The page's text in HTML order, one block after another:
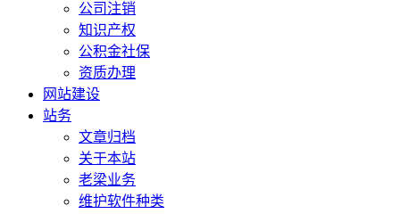
公司注销
知识产权
公积金社保
资质办理
网站建设
站务
文章归档
关于本站
老梁业务
维护软件种类